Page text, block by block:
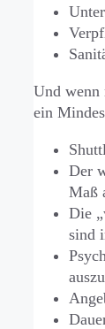
Und wenn
ein
Der
Maß
Die
sind